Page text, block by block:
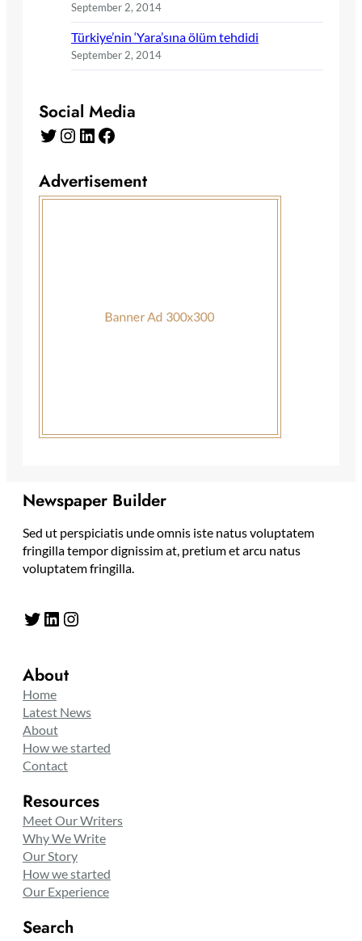
September 2, 2014
Türkiye’nin ‘Yara’sına ölüm tehdidi
September 2, 2014
Social Media
Twitter Instagram LinkedIn Facebook
Advertisement
Newspaper Builder
Sed ut perspiciatis unde omnis iste natus voluptatem
fringilla tempor dignissim at, pretium et arcu natus
voluptatem fringilla.
Twitter LinkedIn Instagram
About
Home
Latest News
About
How we started
Contact
Resources
Meet Our Writers
Why We Write
Our Story
How we started
Our Experience
Search